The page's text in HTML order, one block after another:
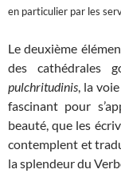
en particulier par les
Le deuxième
des cathédrales
pulchritudinis, la
fascinant pour
beauté, que les
contemplent et
la splendeur du